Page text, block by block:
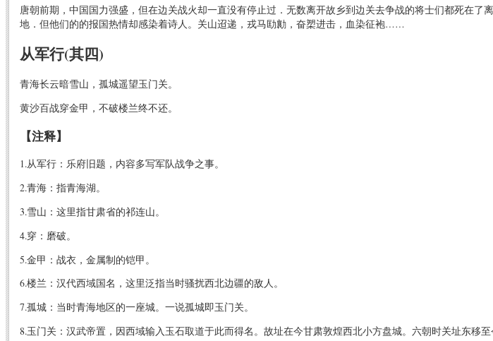
唐朝前期，中国国力强盛，但在边关战火却一直没有停止过．无数离开故乡到边关去争战的将士们都死在了
地．但他们的的报国热情却感染着诗人。关山迢递，戎马劻勷，奋槊进击，血染征袍……
从军行(其四)
青海长云暗雪山，孤城遥望玉门关。
黄沙百战穿金甲，不破楼兰终不还。
【注释】
1.从军行：乐府旧题，内容多写军队战争之事。
2.青海：指青海湖。
3.雪山：这里指甘肃省的祁连山。
4.穿：磨破。
5.金甲：战衣，金属制的铠甲。
6.楼兰：汉代西域国名，这里泛指当时骚扰西北边疆的敌人。
7.孤城：当时青海地区的一座城。一说孤城即玉门关。
8.玉门关：汉武帝置，因西域输入玉石取道于此而得名。故址在今甘肃敦煌西北小方盘城。六朝时关址东移至